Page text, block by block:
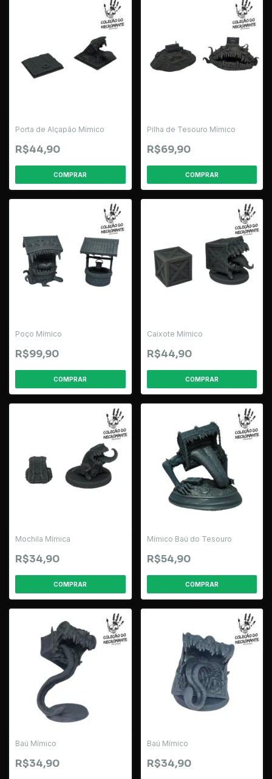
Porta de Alçapão Mímico
R$44,90
Pilha de Tesouro Mímico
R$69,90
Poço Mímico
R$99,90
Caixote Mímico
R$44,90
Mochila Mímica
R$34,90
Mímico Baú do Tesouro
R$54,90
Baú Mímico
R$34,90
Baú Mímico
R$34,90